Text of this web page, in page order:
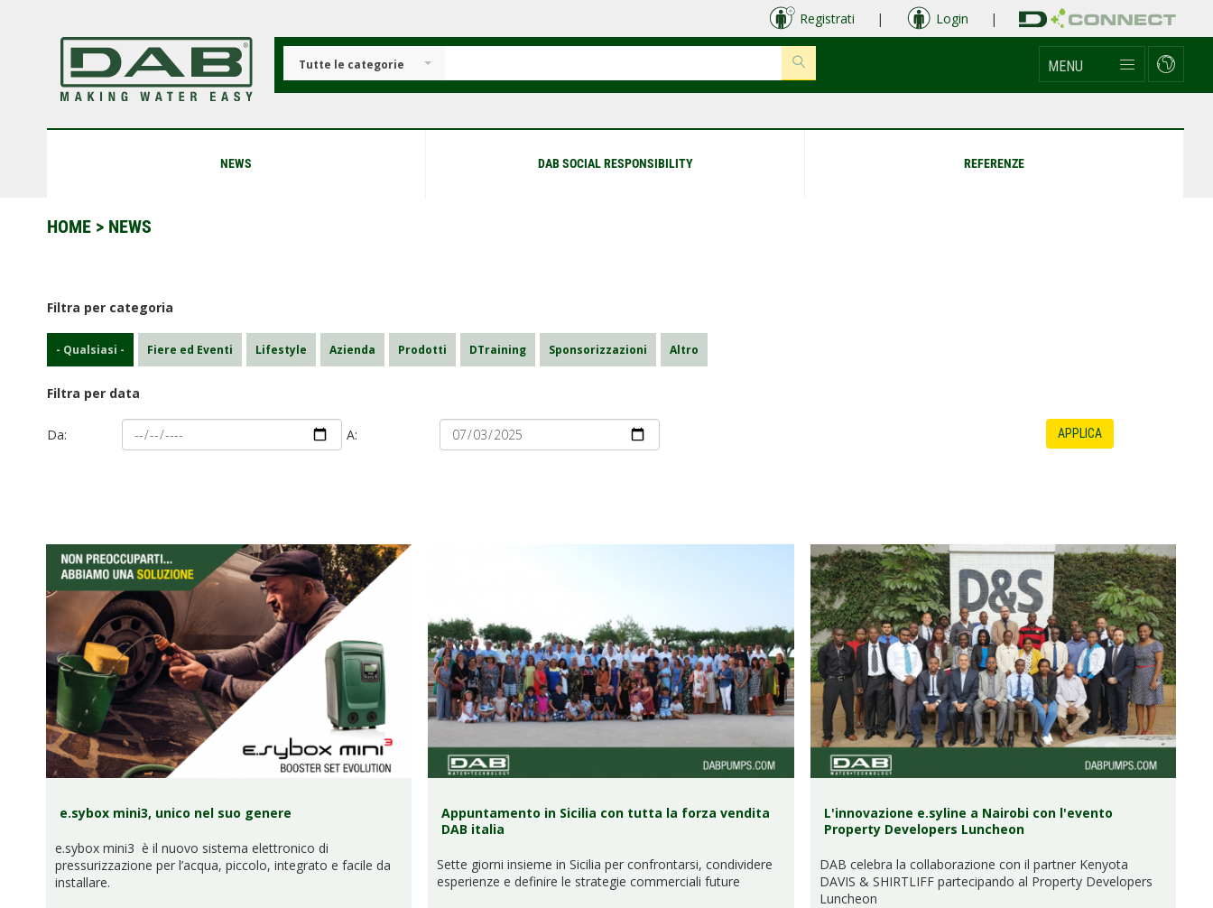
Registrati | Login |
Tutte le categorie MENU
NEWS DAB SOCIAL RESPONSIBILITY REFERENZE
HOME > NEWS
Filtra per categoria
- Qualsiasi - Fiere ed Eventi Lifestyle Azienda Prodotti DTraining Sponsorizzazioni Altro
Filtra per data
Da: A: APPLICA
e.sybox mini3, unico nel suo genere
e.sybox mini3 è il nuovo sistema elettronico di
pressurizzazione per l’acqua, piccolo, integrato e facile da
installare.
Appuntamento in Sicilia con tutta la forza vendita
DAB italia
Sette giorni insieme in Sicilia per confrontarsi, condividere
esperienze e definire le strategie commerciali future
L'innovazione e.syline a Nairobi con l'evento
Property Developers Luncheon
DAB celebra la collaborazione con il partner Kenyota
DAVIS & SHIRTLIFF partecipando al Property Developers
Luncheon